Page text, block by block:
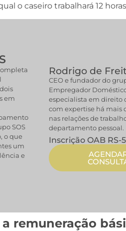
o caseiro trabalhará 12
em
SOS
o que
um
e
Rodrigo de
CEO e fundador do
Empregador
especialista em direito
com expertise há mais
nas relações de
departamento pessoal.
Inscrição OAB RS-
remuneração